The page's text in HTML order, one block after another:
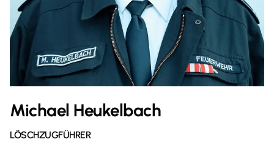
Michael Heukelbach
LÖSCHZUGFÜHRER